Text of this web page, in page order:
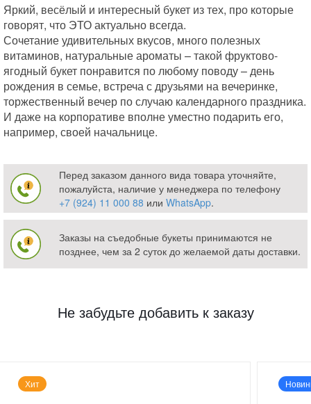
Яркий, весёлый и интересный букет из тех, про которые
говорят, что ЭТО актуально всегда.
Сочетание удивительных вкусов, много полезных
витаминов, натуральные ароматы – такой фруктово-
ягодный букет понравится по любому поводу – день
рождения в семье, встреча с друзьями на вечеринке,
торжественный вечер по случаю календарного праздника.
И даже на корпоративе вполне уместно подарить его,
например, своей начальнице.
Перед заказом данного вида товара уточняйте,
пожалуйста, наличие у менеджера по телефону
+7 (924) 11 000 88 или WhatsApp.
Заказы на съедобные букеты принимаются не
позднее, чем за 2 суток до желаемой даты доставки.
Не забудьте добавить к заказу
Хит